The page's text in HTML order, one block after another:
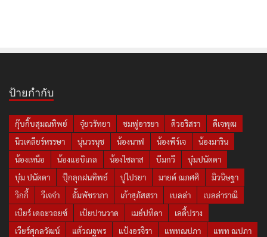
ป้ายกำกับ
กุ๊บกิ๊บสุมณทิพย์ จุ๋ยวรัทยา ชมพู่อารยา ดิวอริสรา
ดีเจพุฒ
นิวเคลียร์หรรษา
นุ่นวรนุช น้องนาฟ น้องพีร์เจ
น้องมาริน
น้องเหนือ
น้องแอบิเกล น้องไซลาส บีมกวี
บุ๋มปนัดดา
บุ๋ม ปนัดดา
ปุ๊กลุกฝนทิพย์ ปูไปรยา มายด์ ณภศศิ
มิวนิษฐา
วิกกี้
วีเจจ๋า อั้มพัชราภา เก้าสุภัสสรา เบลล่า
เบลล่าราณี
เบียร์ เดอะวอยซ์
เป้ยปานวาด เมย์ปทิดา
เลดี้ปราง
เวียร์ศุกลวัฒน์
แต้วณฐพร แป้งอรจิรา แพทณปภา
แพท ณปภา